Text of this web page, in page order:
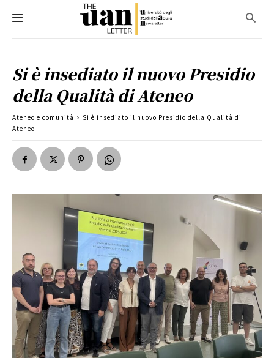
Si è insediato il nuovo Presidio
della Qualità di Ateneo
Ateneo e comunità
Si è insediato il nuovo Presidio della Qualità di
Ateneo